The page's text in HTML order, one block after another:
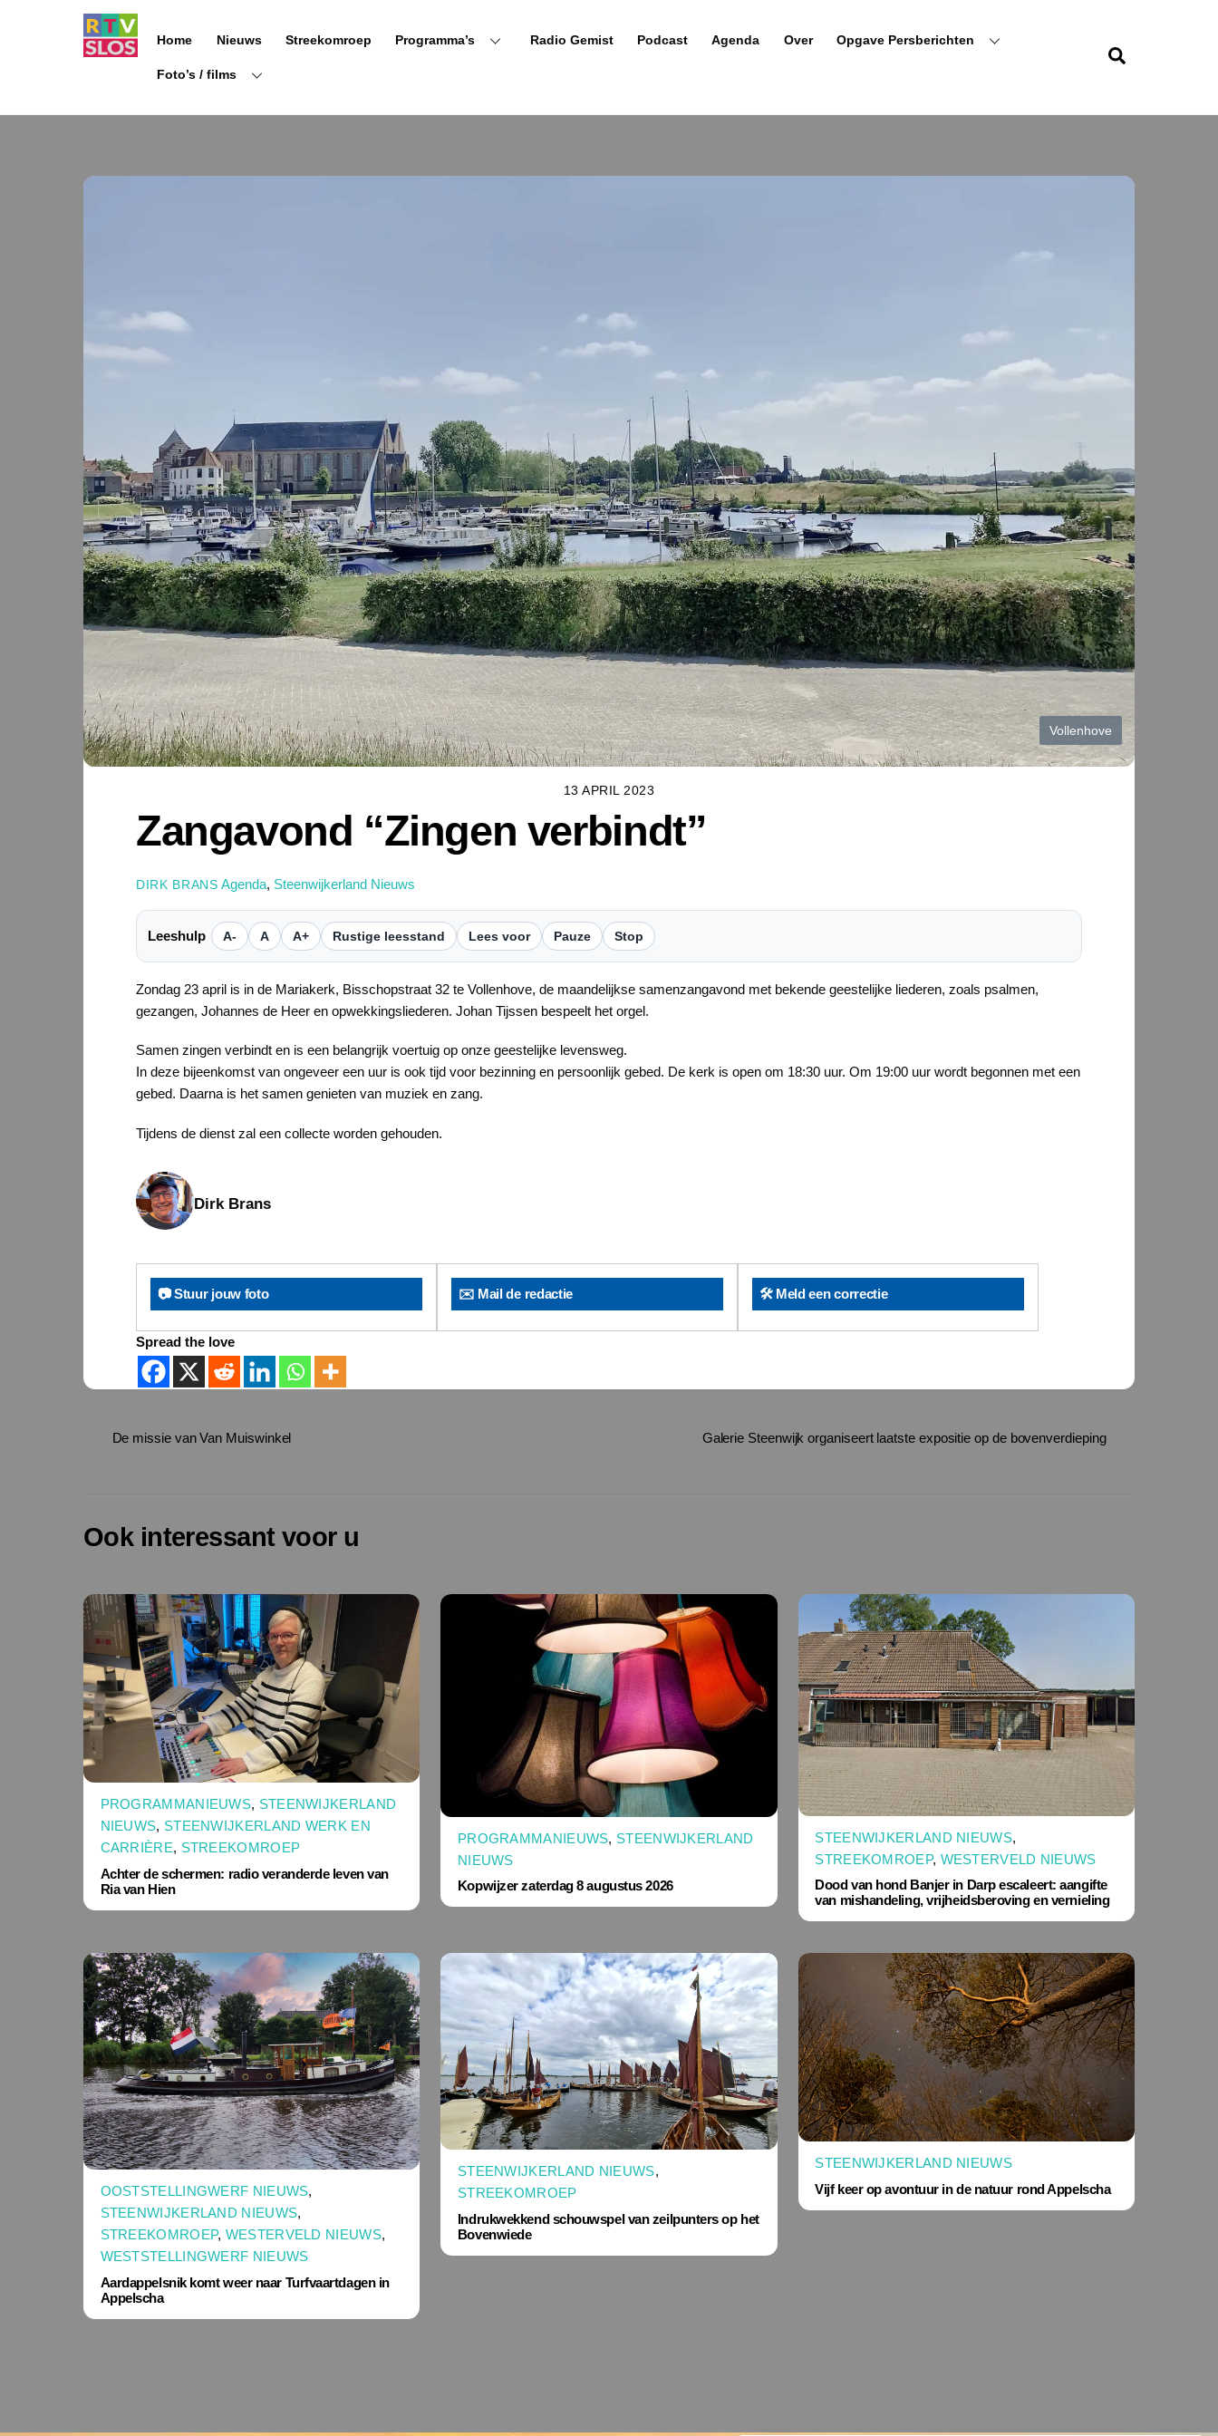
Home Nieuws Streekomroep Programma’s Radio Gemist Podcast Agenda Over Opgave Persberichten
Foto’s / films
Vollenhove
13 APRIL 2023
Zangavond “Zingen verbindt”
DIRK BRANS Agenda, Steenwijkerland Nieuws
Leeshulp A- A A+ Rustige leesstand Lees voor Pauze Stop
Zondag 23 april is in de Mariakerk, Bisschopstraat 32 te Vollenhove, de maandelijkse samenzangavond met bekende geestelijke liederen, zoals psalmen,
gezangen, Johannes de Heer en opwekkingsliederen. Johan Tijssen bespeelt het orgel.
Samen zingen verbindt en is een belangrijk voertuig op onze geestelijke levensweg.
In deze bijeenkomst van ongeveer een uur is ook tijd voor bezinning en persoonlijk gebed. De kerk is open om 18:30 uur. Om 19:00 uur wordt begonnen met een
gebed. Daarna is het samen genieten van muziek en zang.
Tijdens de dienst zal een collecte worden gehouden.
Dirk Brans
📷 Stuur jouw foto ✉️ Mail de redactie 🛠️ Meld een correctie
Spread the love
De missie van Van Muiswinkel Galerie Steenwijk organiseert laatste expositie op de bovenverdieping
Ook interessant voor u
PROGRAMMANIEUWS, STEENWIJKERLAND
NIEUWS, STEENWIJKERLAND WERK EN
CARRIÈRE, STREEKOMROEP
Achter de schermen: radio veranderde leven van
Ria van Hien
PROGRAMMANIEUWS, STEENWIJKERLAND
NIEUWS
Kopwijzer zaterdag 8 augustus 2026
STEENWIJKERLAND NIEUWS,
STREEKOMROEP, WESTERVELD NIEUWS
Dood van hond Banjer in Darp escaleert: aangifte
van mishandeling, vrijheidsberoving en vernieling
OOSTSTELLINGWERF NIEUWS,
STEENWIJKERLAND NIEUWS,
STREEKOMROEP, WESTERVELD NIEUWS,
WESTSTELLINGWERF NIEUWS
Aardappelsnik komt weer naar Turfvaartdagen in
Appelscha
STEENWIJKERLAND NIEUWS,
STREEKOMROEP
Indrukwekkend schouwspel van zeilpunters op het
Bovenwiede
STEENWIJKERLAND NIEUWS
Vijf keer op avontuur in de natuur rond Appelscha